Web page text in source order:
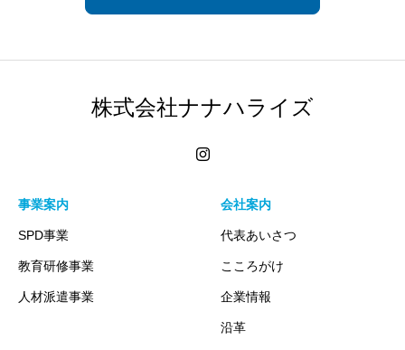
ご本人を識別することが出来ない状態での開示・提供する場合
生命、身体または財産の保護のために必要な場合に、ご本人の
国または地方公共団体等がが法令の定める事務を実施協力への
必要上、お客様の同意を得ることにより当該事務の遂行に支障
を及ぼす可能性がある場合
株式会社ナナハライズ
事業案内
SPD事業
教育研修事業
人材派遣事業
会社案内
代表あいさつ
こころがけ
企業情報
沿革